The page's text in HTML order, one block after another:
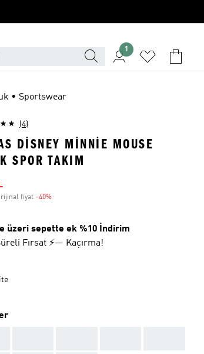
1
• Sportswear
(4)
DISNEY MINNIE MOUSE
SPOR TAKIM
fiyat
fiyat -40%
üzeri sepette ek %10 İndirim
Fırsat ⚡— Kaçırma!